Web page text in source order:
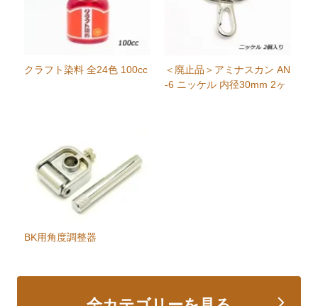
クラフト染料 全24色 100cc
＜廃止品＞アミナスカン AN
-6 ニッケル 内径30mm 2ヶ
BK用角度調整器